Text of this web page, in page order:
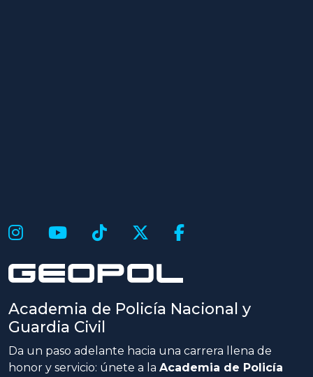
Academia de Policía Nacional y
Guardia Civil
Da un paso adelante hacia una carrera llena de
honor y servicio: únete a la Academia de Policía